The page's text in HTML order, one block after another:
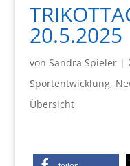
20.5.2025
von Sandra Spieler|
Sportentwicklung,
Übersicht